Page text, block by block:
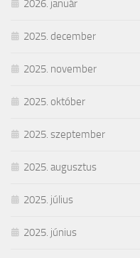
2026. január
2025. december
2025. november
2025. október
2025. szeptember
2025. augusztus
2025. július
2025. június